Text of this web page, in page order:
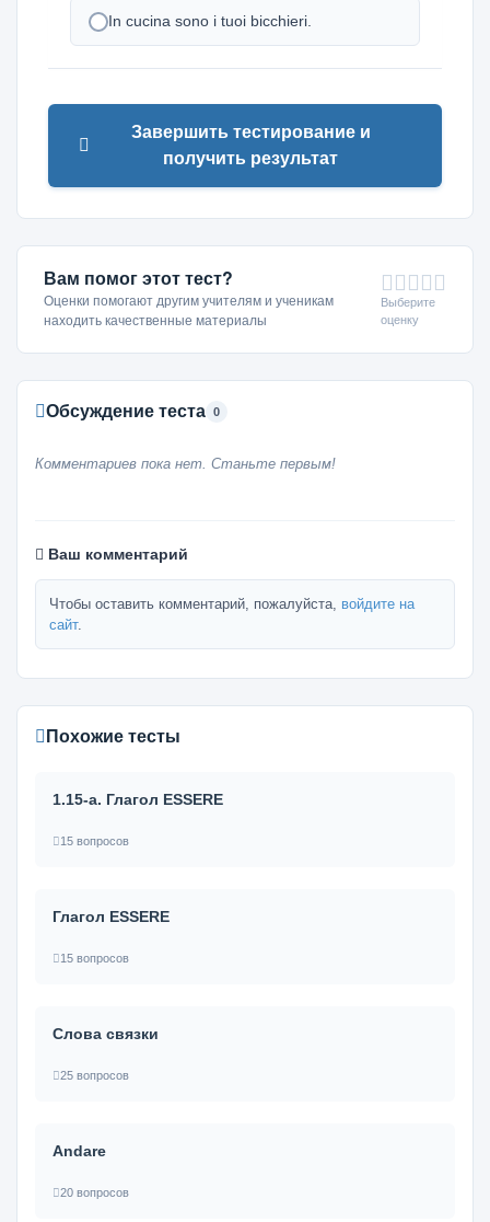
In cucina sono i tuoi bicchieri.
Завершить тестирование и
получить результат
Вам помог этот тест?
Оценки помогают другим учителям и ученикам
находить качественные материалы
Выберите
оценку
Обсуждение теста 0
Комментариев пока нет. Станьте первым!
Ваш комментарий
Чтобы оставить комментарий, пожалуйста, войдите на
сайт.
Похожие тесты
1.15-а. Глагол ESSERE
15 вопросов
Глагол ESSERE
15 вопросов
Слова связки
25 вопросов
Andare
20 вопросов